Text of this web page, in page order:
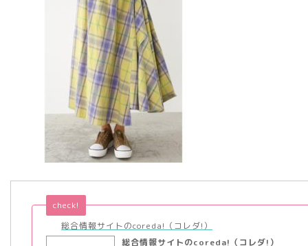
総合情報サイトのcoreda!（コレダ!）
check!
総合情報サイトのcoreda!（コレダ!）